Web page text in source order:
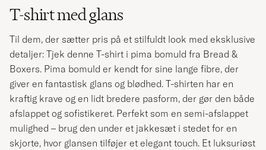
T-shirt med glans
Til dem, der sætter pris på et stilfuldt look med eksklusive
detaljer: Tjek denne T-shirt i pima bomuld fra Bread &
Boxers. Pima bomuld er kendt for sine lange fibre, der
giver en fantastisk glans og blødhed. T-shirten har en
kraftig krave og en lidt bredere pasform, der gør den både
afslappet og sofistikeret. Perfekt som en semi-afslappet
mulighed – brug den under et jakkesæt i stedet for en
skjorte, hvor glansen tilføjer et elegant touch. Et luksuriøst